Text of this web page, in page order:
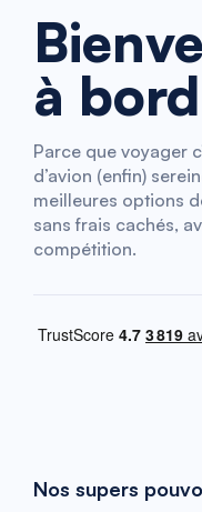
à
Parce que voyager
d’avion (enfin)
meilleures options
sans frais cachés,
compétition.
Nos supers